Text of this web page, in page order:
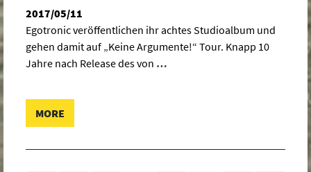
2017/05/11
Egotronic veröffentlichen ihr achtes Studioalbum und
gehen damit auf „Keine Argumente!“ Tour. Knapp 10
Jahre nach Release des von …
MORE